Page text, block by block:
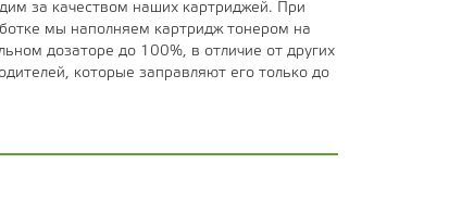
за качеством наших картриджей. При
мы наполняем картридж тонером на
дозаторе до 100%, в отличие от других
которые заправляют его только до